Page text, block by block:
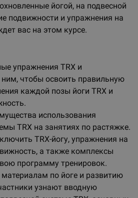
йогой, на подвесной
подвижности и упражнения на
вас на этом курсе.
упражнения TRX и
чтобы освоить правильную
каждой позы йоги TRX и
использования
TRX на занятиях по растяжке.
TRX-йогу, упражнения на
а также комплексы
программу тренировок.
по йоге и развитию
узнают вводную